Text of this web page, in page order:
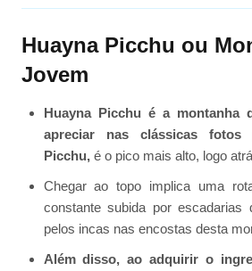
Huayna Picchu ou
Jovem
Huayna Picchu é a montanha
apreciar nas clássicas fotos
Picchu,é o pico mais alto, logo
Chegar ao topo implica uma
constante subida por escadarias
pelos incas nas encostas desta
Além disso, ao adquirir o